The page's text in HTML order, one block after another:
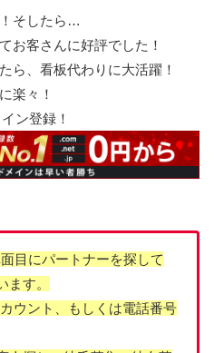
そしたら…
お客さんに好評でした！
ら、看板代わりに大活躍！
楽々！
ン登録！
目にパートナーを探して
す。
ウント、もしくは電話番号